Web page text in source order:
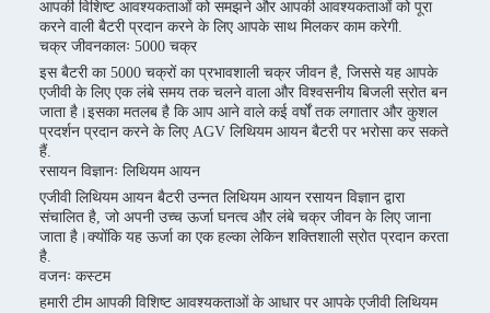
आपकी विशिष्ट आवश्यकताओं को समझने और आपकी आवश्यकताओं को पूरा
करने वाली बैटरी प्रदान करने के लिए आपके साथ मिलकर काम करेगी.
चक्र जीवनकालः 5000 चक्र
इस बैटरी का 5000 चक्रों का प्रभावशाली चक्र जीवन है, जिससे यह आपके
एजीवी के लिए एक लंबे समय तक चलने वाला और विश्वसनीय बिजली स्रोत बन
जाता है।इसका मतलब है कि आप आने वाले कई वर्षों तक लगातार और कुशल
प्रदर्शन प्रदान करने के लिए AGV लिथियम आयन बैटरी पर भरोसा कर सकते
हैं.
रसायन विज्ञानः लिथियम आयन
एजीवी लिथियम आयन बैटरी उन्नत लिथियम आयन रसायन विज्ञान द्वारा
संचालित है, जो अपनी उच्च ऊर्जा घनत्व और लंबे चक्र जीवन के लिए जाना
जाता है।क्योंकि यह ऊर्जा का एक हल्का लेकिन शक्तिशाली स्रोत प्रदान करता
है.
वजनः कस्टम
हमारी टीम आपकी विशिष्ट आवश्यकताओं के आधार पर आपके एजीवी लिथियम